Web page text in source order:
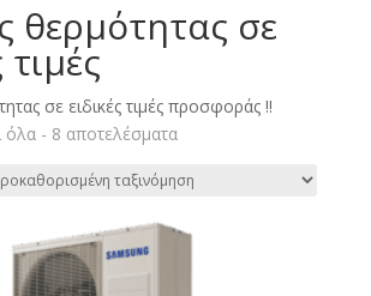
θερμότητας σε
τιμές
σε ειδικές τιμές προσφοράς !!
όλα - 8 αποτελέσματα